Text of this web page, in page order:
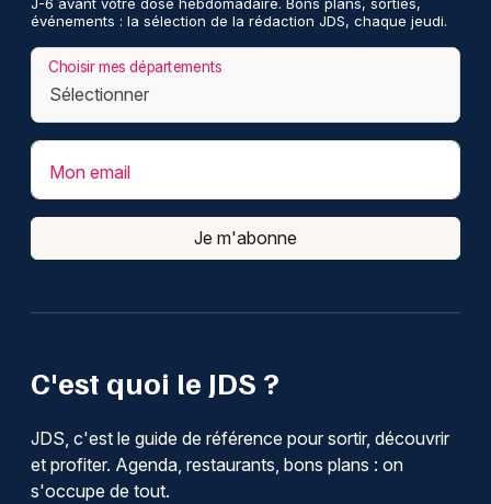
C'est quoi le JDS ?
JDS, c'est le guide de référence pour sortir, découvrir
et profiter. Agenda, restaurants, bons plans : on
s'occupe de tout.
événements : la sélection de la rédaction JDS, chaque jeudi.
Choisir mes départements
Mon email
Je m'abonne